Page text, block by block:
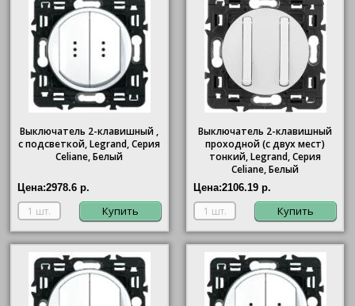
Выключатель 2-клавишный ,
с подсветкой, Legrand, Серия
Celiane, Белый
Цена:2978.6 р.
Купить
Выключатель 2-клавишный
проходной (с двух мест)
тонкий, Legrand, Серия
Celiane, Белый
Цена:2106.19 р.
Купить